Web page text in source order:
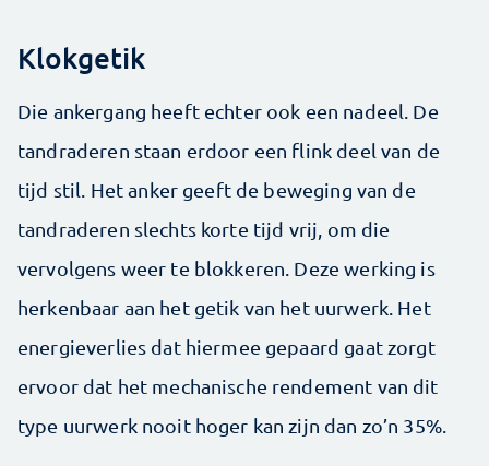
Klokgetik
Die ankergang heeft echter ook een nadeel. De
tandraderen staan erdoor een flink deel van de
tijd stil. Het anker geeft de beweging van de
tandraderen slechts korte tijd vrij, om die
vervolgens weer te blokkeren. Deze werking is
herkenbaar aan het getik van het uurwerk. Het
energieverlies dat hiermee gepaard gaat zorgt
ervoor dat het mechanische rendement van dit
type uurwerk nooit hoger kan zijn dan zo’n 35%.